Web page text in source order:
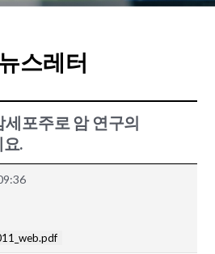
스레터
포주로 암 연구의
.